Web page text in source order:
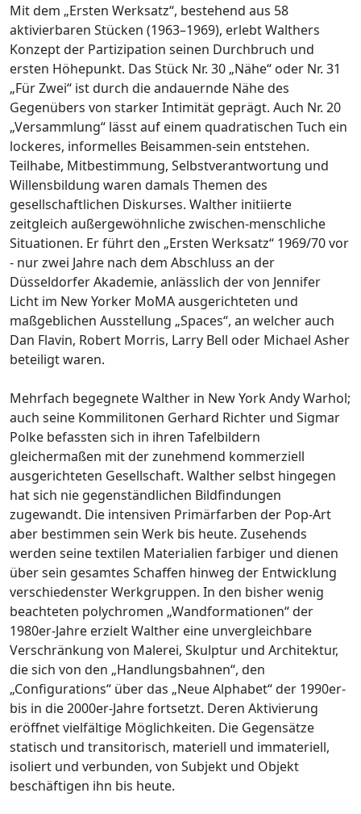
Mit dem „Ersten Werksatz“, bestehend aus 58
aktivierbaren Stücken (1963–1969), erlebt Walthers
Konzept der Partizipation seinen Durchbruch und
ersten Höhepunkt. Das Stück Nr. 30 „Nähe“ oder Nr. 31
„Für Zwei“ ist durch die andauernde Nähe des
Gegenübers von starker Intimität geprägt. Auch Nr. 20
„Versammlung“ lässt auf einem quadratischen Tuch ein
lockeres, informelles Beisammen-sein entstehen.
Teilhabe, Mitbestimmung, Selbstverantwortung und
Willensbildung waren damals Themen des
gesellschaftlichen Diskurses. Walther initiierte
zeitgleich außergewöhnliche zwischen-menschliche
Situationen. Er führt den „Ersten Werksatz“ 1969/70 vor
- nur zwei Jahre nach dem Abschluss an der
Düsseldorfer Akademie, anlässlich der von Jennifer
Licht im New Yorker MoMA ausgerichteten und
maßgeblichen Ausstellung „Spaces“, an welcher auch
Dan Flavin, Robert Morris, Larry Bell oder Michael Asher
beteiligt waren.
Mehrfach begegnete Walther in New York Andy Warhol;
auch seine Kommilitonen Gerhard Richter und Sigmar
Polke befassten sich in ihren Tafelbildern
gleichermaßen mit der zunehmend kommerziell
ausgerichteten Gesellschaft. Walther selbst hingegen
hat sich nie gegenständlichen Bildfindungen
zugewandt. Die intensiven Primärfarben der Pop-Art
aber bestimmen sein Werk bis heute. Zusehends
werden seine textilen Materialien farbiger und dienen
über sein gesamtes Schaffen hinweg der Entwicklung
verschiedenster Werkgruppen. In den bisher wenig
beachteten polychromen „Wandformationen“ der
1980er-Jahre erzielt Walther eine unvergleichbare
Verschränkung von Malerei, Skulptur und Architektur,
die sich von den „Handlungsbahnen“, den
„Configurations“ über das „Neue Alphabet“ der 1990er-
bis in die 2000er-Jahre fortsetzt. Deren Aktivierung
eröffnet vielfältige Möglichkeiten. Die Gegensätze
statisch und transitorisch, materiell und immateriell,
isoliert und verbunden, von Subjekt und Objekt
beschäftigen ihn bis heute.